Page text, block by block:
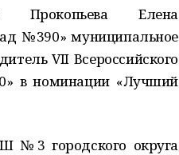
Прокопьева Елена
№390» муниципальное
VII Всероссийского
в номинации «Лучший
№3 городского округа